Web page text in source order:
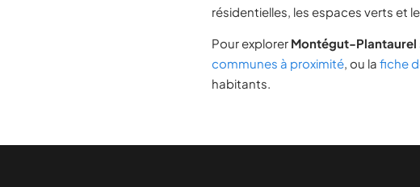
résidentielles, les espaces verts et
Pour explorer Montégut-Plantaurel
communes à proximité, ou la fiche
habitants.